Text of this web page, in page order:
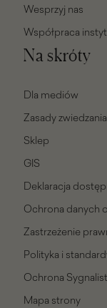
Wesprzyj nas
Współpraca
Na skróty
Dla mediów
Zasady zwiedzania
Sklep
GIS
Deklaracja
Ochrona danych
Zastrzeżenie
Polityka i
Ochrona
Mapa strony